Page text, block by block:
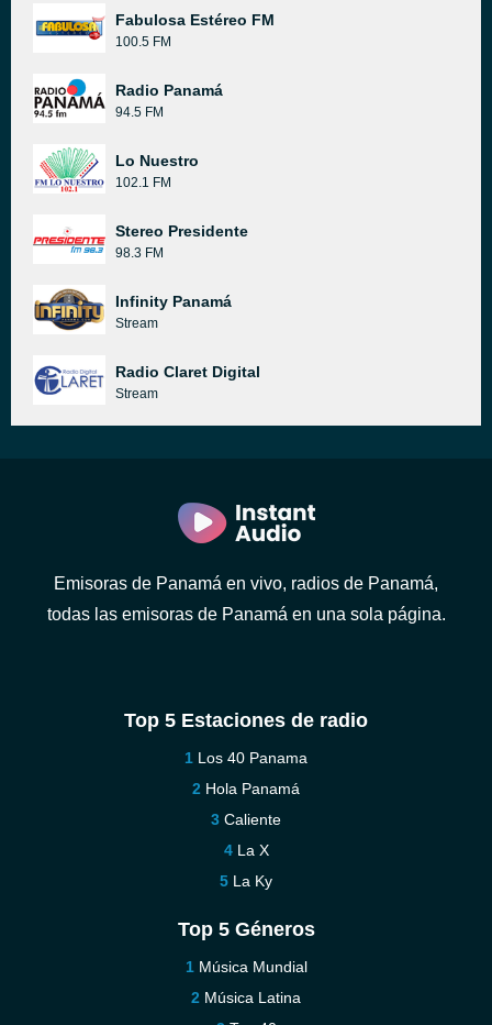
Fabulosa Estéreo FM
100.5 FM
Radio Panamá
94.5 FM
Lo Nuestro
102.1 FM
Stereo Presidente
98.3 FM
Infinity Panamá
Stream
Radio Claret Digital
Stream
Emisoras de Panamá en vivo, radios de Panamá,
todas las emisoras de Panamá en una sola página.
Top 5 Estaciones de radio
Los 40 Panama
Hola Panamá
Caliente
La X
La Ky
Top 5 Géneros
Música Mundial
Música Latina